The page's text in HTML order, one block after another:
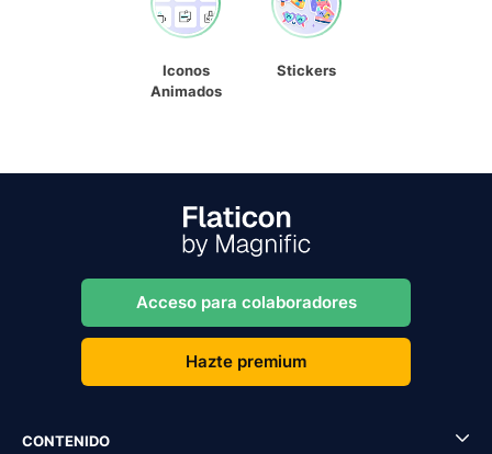
Iconos
Animados
Stickers
Acceso para colaboradores
Hazte premium
CONTENIDO